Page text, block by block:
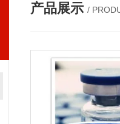
产品展示 /